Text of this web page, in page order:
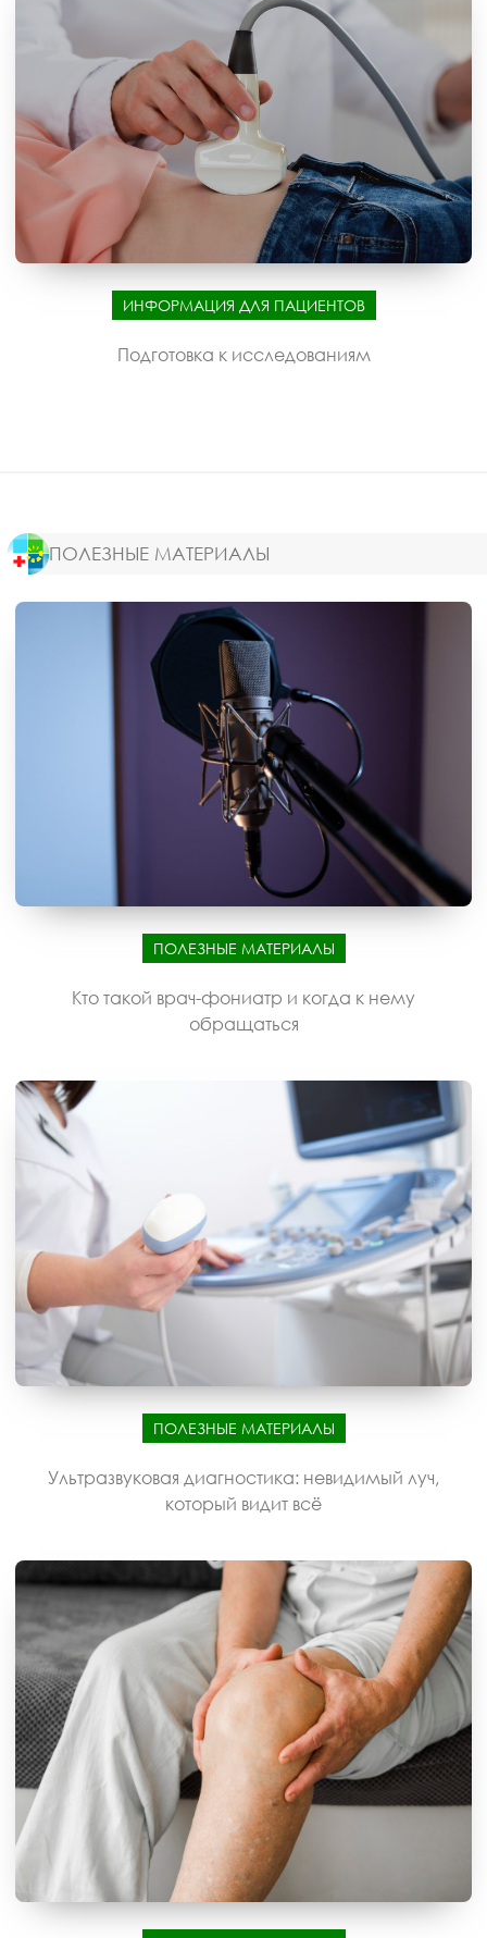
ИНФОРМАЦИЯ ДЛЯ ПАЦИЕНТОВ
Подготовка к исследованиям
ПОЛЕЗНЫЕ МАТЕРИАЛЫ
ПОЛЕЗНЫЕ МАТЕРИАЛЫ
Кто такой врач-фониатр и когда к нему
обращаться
ПОЛЕЗНЫЕ МАТЕРИАЛЫ
Ультразвуковая диагностика: невидимый луч,
который видит всё